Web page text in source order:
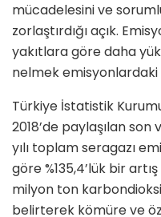
mücadelesini ve
zorlaştırdığı açık.
yakıtlara göre daha
nelmek emisyonlardaki
Türkiye İstatistik
2018’de payla­şılan son
yılı toplam seragazı
göre %135,4’lük bir
milyon ton
belirterek kömüre ve